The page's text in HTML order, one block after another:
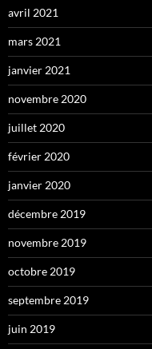
avril 2021
mars 2021
janvier 2021
novembre 2020
juillet 2020
février 2020
janvier 2020
décembre 2019
novembre 2019
octobre 2019
septembre 2019
juin 2019